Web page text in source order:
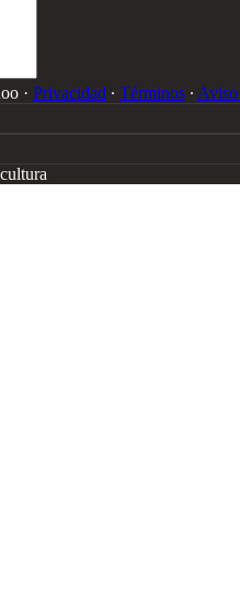
· Privacidad ∙ Términos ∙ Aviso